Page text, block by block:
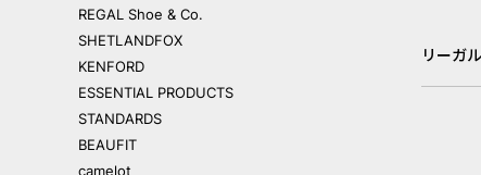
REGAL Shoe & Co.
SHETLANDFOX
KENFORD
ESSENTIAL PRODUCTS
STANDARDS
BEAUFIT
camelot
リーガ